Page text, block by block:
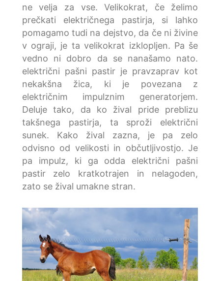
ne velja za vse. Velikokrat, če želimo
prečkati električnega pastirja, si lahko
pomagamo tudi na dejstvo, da če ni živine
v ograji, je ta velikokrat izklopljen. Pa še
vedno ni dobro da se nanašamo nato.
električni pašni pastir je pravzaprav kot
nekakšna žica, ki je povezana z
električnim impulznim generatorjem.
Deluje tako, da ko žival pride preblizu
takšnega pastirja, ta sproži električni
sunek. Kako žival zazna, je pa zelo
odvisno od velikosti in občutljivostjo. Je
pa impulz, ki ga odda električni pašni
pastir zelo kratkotrajen in nelagoden,
zato se žival umakne stran.